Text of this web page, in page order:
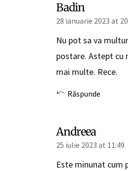
Badin
28 ianuarie 2023 at
Nu pot sa va
postare. Astept cu
mai multe. Rece.
Răspunde
Andreea
25 iulie 2023 at 11:49
Este minunat cum